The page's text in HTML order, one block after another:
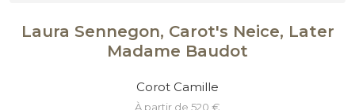
Laura Sennegon, Carot's Neice, Later
Madame Baudot
Corot Camille
à partir de 520 €